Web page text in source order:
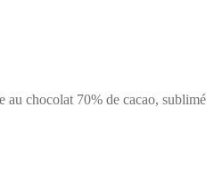
au chocolat 70% de cacao, sublimé